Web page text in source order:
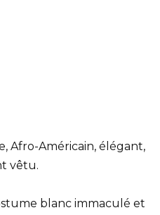
Afro-Américain, élégant,
vêtu.
blanc immaculé et